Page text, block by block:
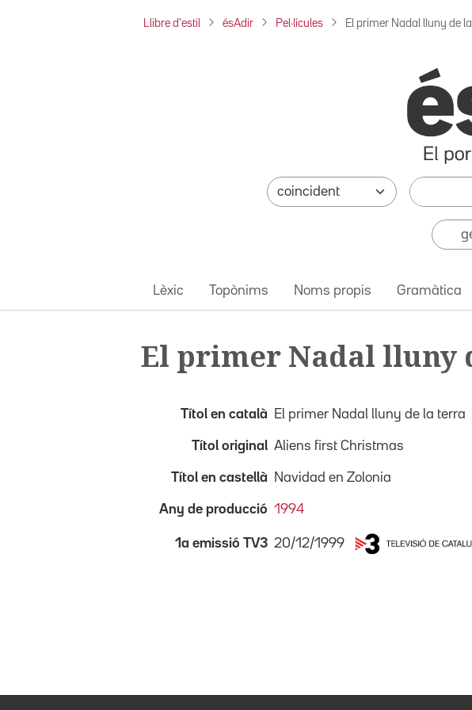
Llibre d'estil ésAdir Pel·lícules El primer Nadal lluny de
Lèxic Topònims Noms propis Gramàtica
El primer Nadal lluny
Títol en català El primer Nadal lluny de la terra
Títol original Aliens first Christmas
Títol en castellà Navidad en Zolonia
Any de producció 1994
1a emissió TV3 20/12/1999